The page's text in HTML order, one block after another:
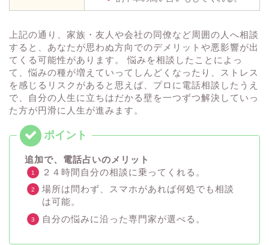
上記の通り、家族・友人や会社の同僚など周囲の人へ相談
すると、あなたが思わぬ方向でのデメリットや悪影響が出
てくる可能性があります。 悩みを相談したことによっ
て、悩みの種が増えていってしんどくなったり、ストレス
を感じるリスクがあると思えば、プロに電話相談したうえ
で、自分の人生に立ちはだかる壁を一つずつ解決していっ
た方が円滑に人生が進みます。
追加で、電話占いのメリット
２４時間自分の相談に乗ってくれる。
場所は問わず、スマホがあれば何処でも相談
は可能。
自分の悩みに沿った専門家が選べる。